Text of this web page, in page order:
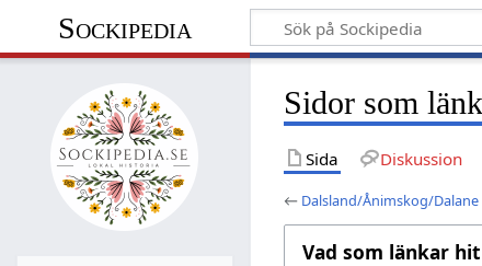
Sockipedia
Sidor som
Sida Diskussion
← Dalsland/Ånimskog/Dalane
Vad som länkar hit